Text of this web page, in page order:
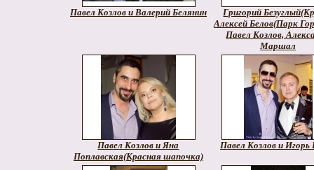
Павел Козлов и Валерий Белянин
Григорий
Алексей Белов(Парк
Павел Козлов,
Маршал
Павел Козлов и Яна
Поплавская(Красная шапочка)
Павел Козлов и Игорь